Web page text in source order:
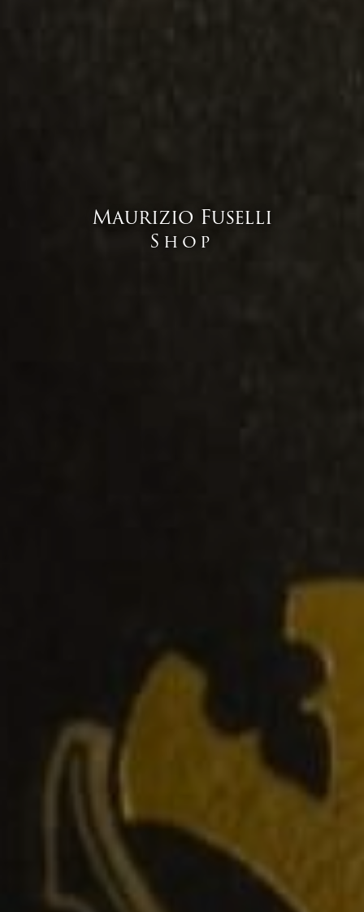
Maurizio Fuselli
Shop